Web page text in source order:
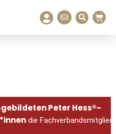
Peter Hess®-
die